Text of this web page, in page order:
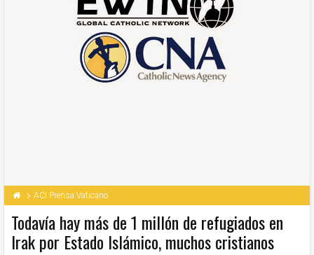
ACI Prensa Vaticano
Todavía hay más de 1 millón de refugiados en
Irak por Estado Islámico, muchos cristianos